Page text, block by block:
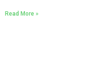
Read More »